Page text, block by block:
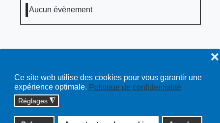
Ce site web utilise des cookies pour vous garantir une
expérience optimale. Politique de confidentialité
Réglages ◮
❌
Aucun évènement
Copyright © 2026 cossonay.ch - tous droits réservés | site :